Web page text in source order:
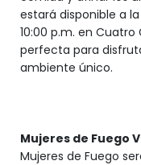
estará disponible a
10:00 p.m. en
perfecta para
ambiente único.
Mujeres de Fuego
Mujeres de Fuego